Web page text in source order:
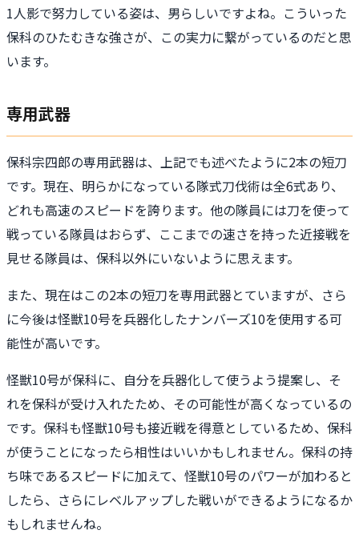
1人影で努力している姿は、男らしいですよね。こういった
保科のひたむきな強さが、この実力に繋がっているのだと思
います。
専用武器
保科宗四郎の専用武器は、上記でも述べたように2本の短刀
です。現在、明らかになっている隊式刀伐術は全6式あり、
どれも高速のスピードを誇ります。他の隊員には刀を使って
戦っている隊員はおらず、ここまでの速さを持った近接戦を
見せる隊員は、保科以外にいないように思えます。
また、現在はこの2本の短刀を専用武器とていますが、さら
に今後は怪獣10号を兵器化したナンバーズ10を使用する可
能性が高いです。
怪獣10号が保科に、自分を兵器化して使うよう提案し、そ
れを保科が受け入れたため、その可能性が高くなっているの
です。保科も怪獣10号も接近戦を得意としているため、保科
が使うことになったら相性はいいかもしれません。保科の持
ち味であるスピードに加えて、怪獣10号のパワーが加わると
したら、さらにレベルアップした戦いができるようになるか
もしれませんね。